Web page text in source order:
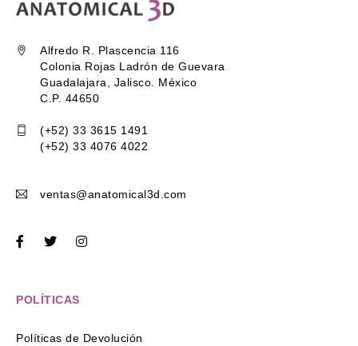
Alfredo R. Plascencia 116
Colonia Rojas Ladrón de Guevara
Guadalajara, Jalisco. México
C.P. 44650
(+52) 33 3615 1491
(+52) 33 4076 4022
ventas@anatomical3d.com
POLÍTICAS
Políticas de Devolución